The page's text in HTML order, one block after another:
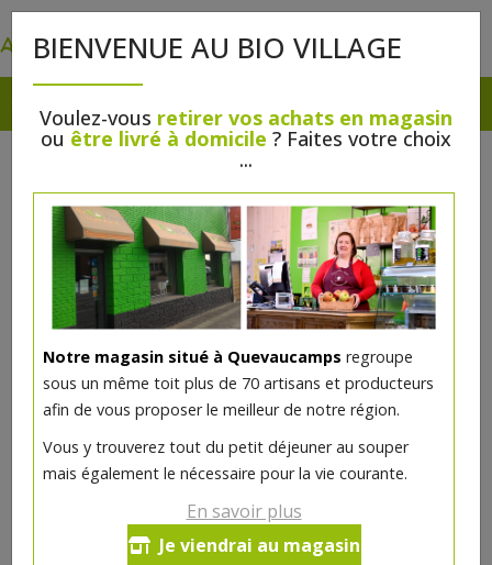
BIENVENUE AU BIO VILLAGE
Voulez-vous retirer vos achats en magasin
ou être livré à domicile ? Faites votre choix
...
Notre magasin situé à Quevaucamps regroupe
sous un même toit plus de 70 artisans et producteurs
afin de vous proposer le meilleur de notre région.
Vous y trouverez tout du petit déjeuner au souper
mais également le nécessaire pour la vie courante.
En savoir plus
Je viendrai au magasin
Yaourt brebis a la grecque bio
250g Bergerie
2.91€/pc
Ce produit est indisponible pour le moment.